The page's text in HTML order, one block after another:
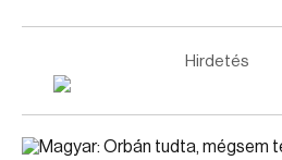
Hirdetés